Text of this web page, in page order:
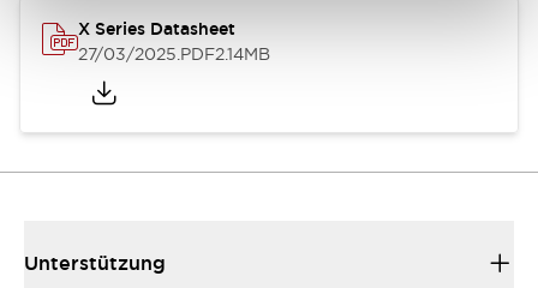
X Series Datasheet
27/03/2025.PDF2.14MB
Unterstützung